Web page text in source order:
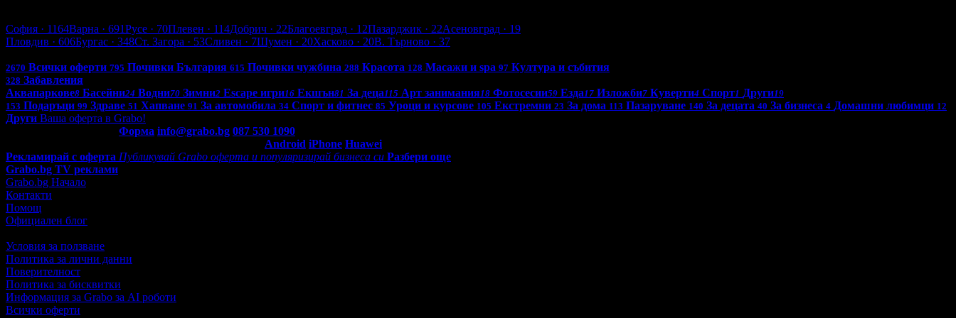
София · 1164Варна · 691Русе · 70Плевен · 114Добрич · 22Благоевград · 12Пазарджик · 22Асеновград · 19
Пловдив · 606Бургас · 348Ст. Загора · 53Сливен · 7Шумен · 20Хасково · 20В. Търново · 37
2670 Всички оферти 795 Почивки България 615 Почивки чужбина 288 Красота 128 Масажи и spa 97 Култура и събития
328 Забавления
Аквапаркове8 Басейни24 Водни70 Зимни2 Escape игри16 Екшън81 За деца115 Арт занимания18 Фотосесии59 Езда17 Изложби7 Куверти4 Спорт1 Други19
153 Подаръци 99 Здраве 51 Хапване 91 За автомобила 34 Спорт и фитнес 85 Уроци и курсове 105 Екстремни 23 За дома 113 Пазаруване 140 За децата 40 За бизнеса 4 Домашни любимци 12
Други Ваша оферта в Grabo!
Форма info@grabo.bg 087 530 1090
Android iPhone Huawei
Рекламирай с оферта Публикувай Grabo оферта и популяризирай бизнеса си Разбери още
Grabo.bg TV реклами
Grabo.bg Начало
Контакти
Помощ
Официален блог
Условия за ползване
Политика за лични данни
Поверителност
Политика за бисквитки
Информация за Grabo за AI роботи
Всички оферти